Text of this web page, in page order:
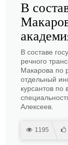
В
В составе
речного
Макарова по
отдельный
курсантов по
Алексеев.
1195